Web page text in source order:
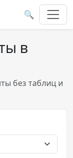
🔍
в
без таблиц и